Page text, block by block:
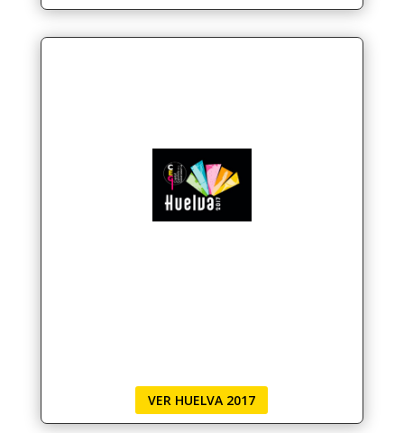
VER HUELVA 2017